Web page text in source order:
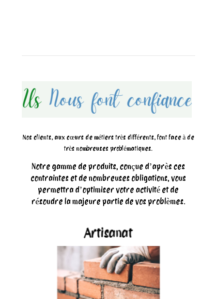
Nos clients, aux cœurs de métiers très différents, font face à de
très nombreuses problématiques.
Notre gamme de produits, conçue d’après ces
contraintes et de nombreuses obligations, vous
permettra d’optimiser votre activité et de
résoudre la majeure partie de vos problèmes.